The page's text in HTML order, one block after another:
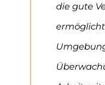
die gute